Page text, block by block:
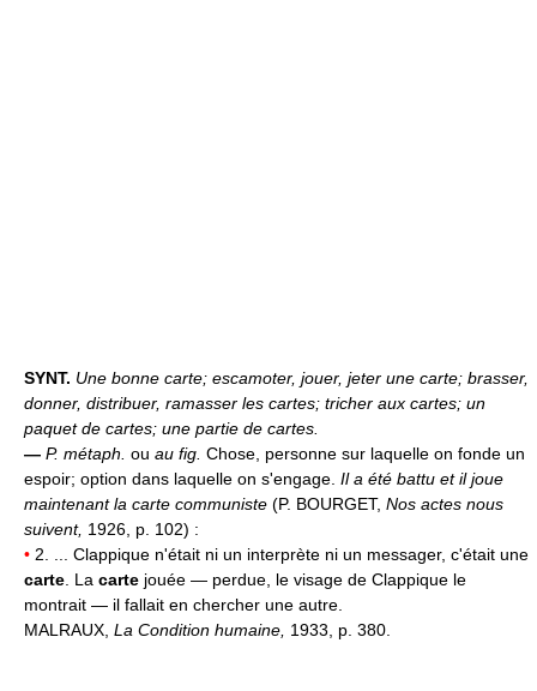
SYNT. Une bonne carte; escamoter, jouer, jeter une carte; brasser,
donner, distribuer, ramasser les cartes; tricher aux cartes; un
paquet de cartes; une partie de cartes.
— P. métaph. ou au fig. Chose, personne sur laquelle on fonde un
espoir; option dans laquelle on s'engage. Il a été battu et il joue
maintenant la carte communiste (P. BOURGET, Nos actes nous
suivent, 1926, p. 102) :
• 2. ... Clappique n'était ni un interprète ni un messager, c'était une
carte. La carte jouée — perdue, le visage de Clappique le
montrait — il fallait en chercher une autre.
MALRAUX, La Condition humaine, 1933, p. 380.